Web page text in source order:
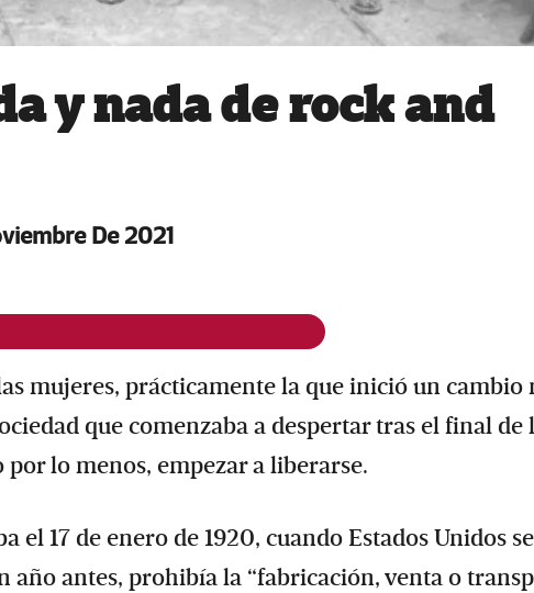
y nada de rock and
De 2021
mujeres, prácticamente la que inició un cambio
que comenzaba a despertar tras el final de
lo menos, empezar a liberarse.
17 de enero de 1920, cuando Estados Unidos se
año antes, prohibía la “fabricación, venta o